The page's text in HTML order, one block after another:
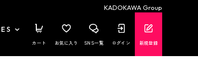
KADOKAWA Group
カート お気に入り SNS一覧 ログイン 新規登録